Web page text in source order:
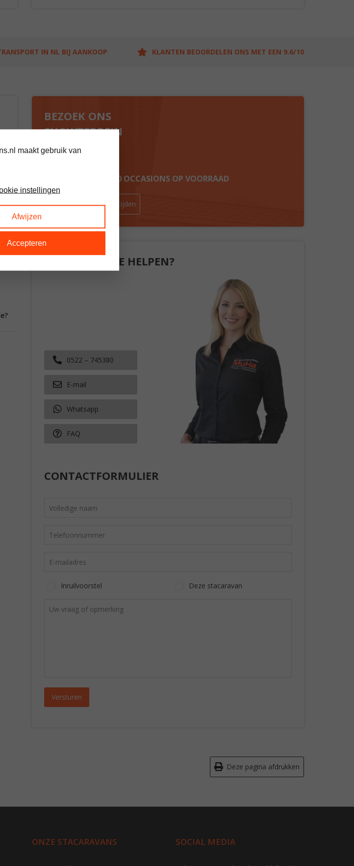
IN NL BIJ AANKOOP KLANTEN BEOORDELEN ONS MET EEN 9.6/10
BEZOEK ONS
SHOWTERREIN
ALTIJD MEER DAN 60 OCCASIONS OP VOORRAAD
Route & openingstijden
KUNNEN WIJ JE HELPEN?
0522 – 745380
E-mail
Whatsapp
FAQ
CONTACTFORMULIER
Inruilvoorstel Deze stacaravan
Deze pagina afdrukken
ONZE STACARAVANS SOCIAL MEDIA
maakt gebruik van
instellingen
Afwijzen
Accepteren